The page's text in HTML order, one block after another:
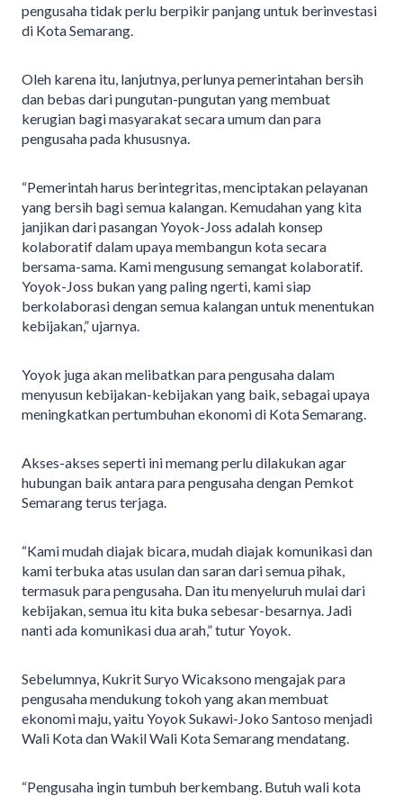
pengusaha tidak perlu berpikir panjang untuk berinvestasi
di Kota Semarang.
Oleh karena itu, lanjutnya, perlunya pemerintahan bersih
dan bebas dari pungutan-pungutan yang membuat
kerugian bagi masyarakat secara umum dan para
pengusaha pada khususnya.
“Pemerintah harus berintegritas, menciptakan pelayanan
yang bersih bagi semua kalangan. Kemudahan yang kita
janjikan dari pasangan Yoyok-Joss adalah konsep
kolaboratif dalam upaya membangun kota secara
bersama-sama. Kami mengusung semangat kolaboratif.
Yoyok-Joss bukan yang paling ngerti, kami siap
berkolaborasi dengan semua kalangan untuk menentukan
kebijakan,” ujarnya.
Yoyok juga akan melibatkan para pengusaha dalam
menyusun kebijakan-kebijakan yang baik, sebagai upaya
meningkatkan pertumbuhan ekonomi di Kota Semarang.
Akses-akses seperti ini memang perlu dilakukan agar
hubungan baik antara para pengusaha dengan Pemkot
Semarang terus terjaga.
“Kami mudah diajak bicara, mudah diajak komunikasi dan
kami terbuka atas usulan dan saran dari semua pihak,
termasuk para pengusaha. Dan itu menyeluruh mulai dari
kebijakan, semua itu kita buka sebesar-besarnya. Jadi
nanti ada komunikasi dua arah,” tutur Yoyok.
Sebelumnya, Kukrit Suryo Wicaksono mengajak para
pengusaha mendukung tokoh yang akan membuat
ekonomi maju, yaitu Yoyok Sukawi-Joko Santoso menjadi
Wali Kota dan Wakil Wali Kota Semarang mendatang.
“Pengusaha ingin tumbuh berkembang. Butuh wali kota